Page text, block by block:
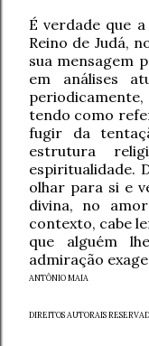
É verdade que
Reino de Judá,
sua mensagem
em análises
periodicamente,
tendo como
fugir da
estrutura
espiritualidade.
olhar para si e
divina, no
contexto, cabe
que alguém
admiração
ANTÔNIO MAIA
DIREITOS AUTORAIS